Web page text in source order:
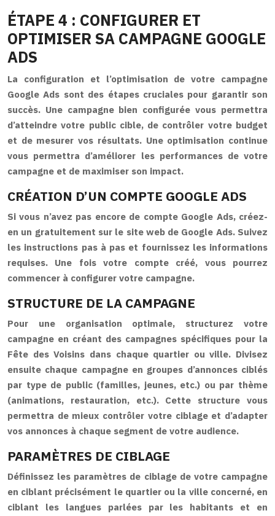
ÉTAPE 4 : CONFIGURER ET
OPTIMISER SA CAMPAGNE GOOGLE
ADS
La configuration et l’optimisation de votre campagne
Google Ads sont des étapes cruciales pour garantir son
succès. Une campagne bien configurée vous permettra
d’atteindre votre public cible, de contrôler votre budget
et de mesurer vos résultats. Une optimisation continue
vous permettra d’améliorer les performances de votre
campagne et de maximiser son impact.
CRÉATION D’UN COMPTE GOOGLE ADS
Si vous n’avez pas encore de compte Google Ads, créez-
en un gratuitement sur le site web de Google Ads. Suivez
les instructions pas à pas et fournissez les informations
requises. Une fois votre compte créé, vous pourrez
commencer à configurer votre campagne.
STRUCTURE DE LA CAMPAGNE
Pour une organisation optimale, structurez votre
campagne en créant des campagnes spécifiques pour la
Fête des Voisins dans chaque quartier ou ville. Divisez
ensuite chaque campagne en groupes d’annonces ciblés
par type de public (familles, jeunes, etc.) ou par thème
(animations, restauration, etc.). Cette structure vous
permettra de mieux contrôler votre ciblage et d’adapter
vos annonces à chaque segment de votre audience.
PARAMÈTRES DE CIBLAGE
Définissez les paramètres de ciblage de votre campagne
en ciblant précisément le quartier ou la ville concerné, en
ciblant les langues parlées par les habitants et en